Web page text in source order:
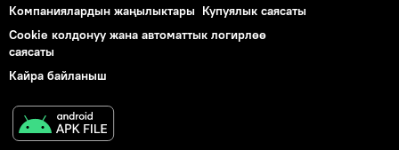
Компаниялардын жаңылыктары Купуялык саясаты
Cookie колдонуу жана автоматтык логирлөө
саясаты
Кайра байланыш